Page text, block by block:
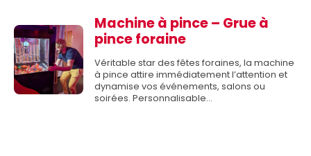
Machine à pince – Grue à
pince foraine
Véritable star des fêtes foraines, la machine
à pince attire immédiatement l’attention et
dynamise vos événements, salons ou
soirées. Personnalisable…